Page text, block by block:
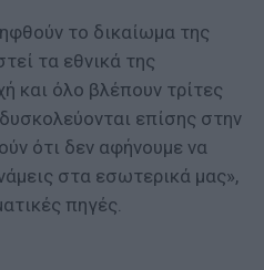
το δικαίωμα της
τα εθνικά της
και όλο βλέπουν τρίτες
επίσης στην
ότι δεν αφήνουμε να
στα εσωτερικά μας»,
πηγές.